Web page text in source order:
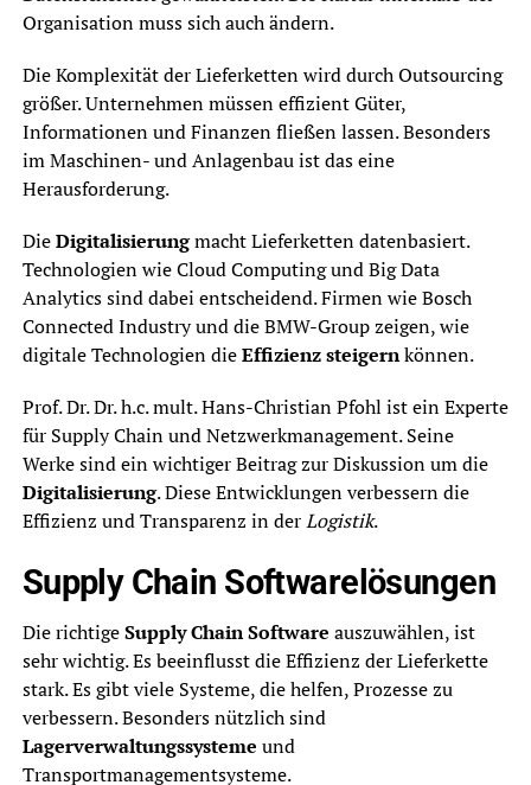
Organisation muss sich auch ändern.
Die Komplexität der Lieferketten wird durch Outsourcing
größer. Unternehmen müssen effizient Güter,
Informationen und Finanzen fließen lassen. Besonders
im Maschinen- und Anlagenbau ist das eine
Herausforderung.
DieDigitalisierungmacht Lieferketten datenbasiert.
Technologien wie Cloud Computing und Big Data
Analytics sind dabei entscheidend. Firmen wie Bosch
Connected Industry und die BMW-Group zeigen, wie
digitale Technologien dieEffizienz steigernkönnen.
Prof. Dr. Dr. h.c. mult. Hans-Christian Pfohl ist ein Experte
für Supply Chain und Netzwerkmanagement. Seine
Werke sind ein wichtiger Beitrag zur Diskussion um die
Digitalisierung. Diese Entwicklungen verbessern die
Effizienz und Transparenz in derLogistik.
Supply Chain Softwarelösungen
Die richtigeSupply Chain Software auszuwählen, ist
sehr wichtig. Es beeinflusst die Effizienz der Lieferkette
stark. Es gibt viele Systeme, die helfen, Prozesse zu
verbessern. Besonders nützlich sind
Lagerverwaltungssysteme und
Transportmanagementsysteme.